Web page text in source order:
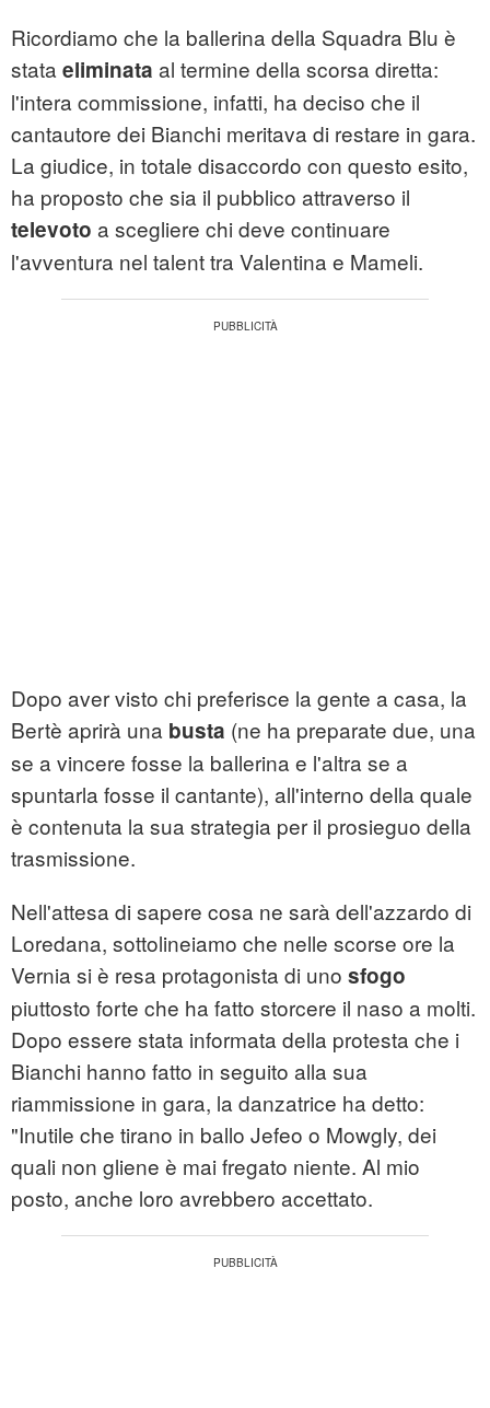
Ricordiamo che la ballerina della Squadra Blu è
stata eliminata al termine della scorsa diretta:
l'intera commissione, infatti, ha deciso che il
cantautore dei Bianchi meritava di restare in gara.
La giudice, in totale disaccordo con questo esito,
ha proposto che sia il pubblico attraverso il
televoto a scegliere chi deve continuare
l'avventura nel talent tra Valentina e Mameli.
Dopo aver visto chi preferisce la gente a casa, la
Bertè aprirà una busta (ne ha preparate due, una
se a vincere fosse la ballerina e l'altra se a
spuntarla fosse il cantante), all'interno della quale
è contenuta la sua strategia per il prosieguo della
trasmissione.
Nell'attesa di sapere cosa ne sarà dell'azzardo di
Loredana, sottolineiamo che nelle scorse ore la
Vernia si è resa protagonista di uno sfogo
piuttosto forte che ha fatto storcere il naso a molti.
Dopo essere stata informata della protesta che i
Bianchi hanno fatto in seguito alla sua
riammissione in gara, la danzatrice ha detto:
"Inutile che tirano in ballo Jefeo o Mowgly, dei
quali non gliene è mai fregato niente. Al mio
posto, anche loro avrebbero accettato.